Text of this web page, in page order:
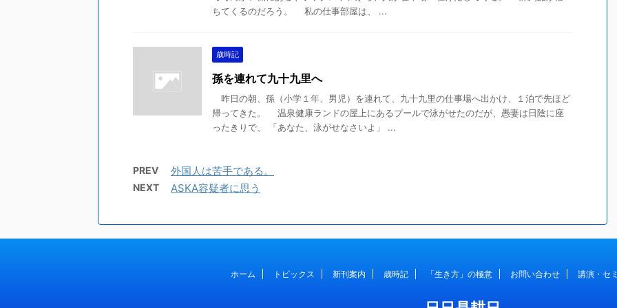
ちてくるのだろう。 私の仕事部屋は、 ...
歳時記
孫を連れて九十九里へ
昨日の朝、孫（小学１年、男児）を連れて、九十九里の仕事場へ出かけ、１泊で先ほど
帰ってきた。 温泉健康ランドの屋上にあるプールで泳がせたのだが、愚妻は日陰に座
ったきりで、 「あなた、泳がせなさいよ」 ...
PREV 外国人は苦手である。
NEXT ASKA容疑者に思う
ホーム トピックス 新刊案内 歳時記 「生き方」の極意 お問い合わせ 講演・セ